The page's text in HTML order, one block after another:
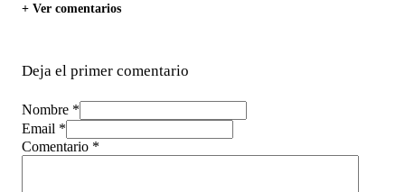
+ Ver comentarios
Deja el primer comentario
Nombre *
Email *
Comentario *